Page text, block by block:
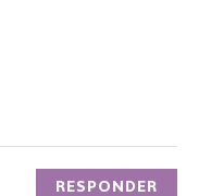
RESPONDER